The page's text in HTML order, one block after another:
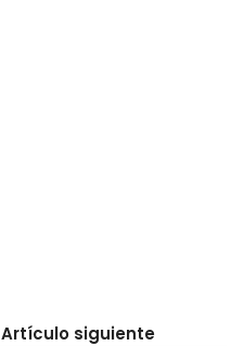
Artículo siguiente